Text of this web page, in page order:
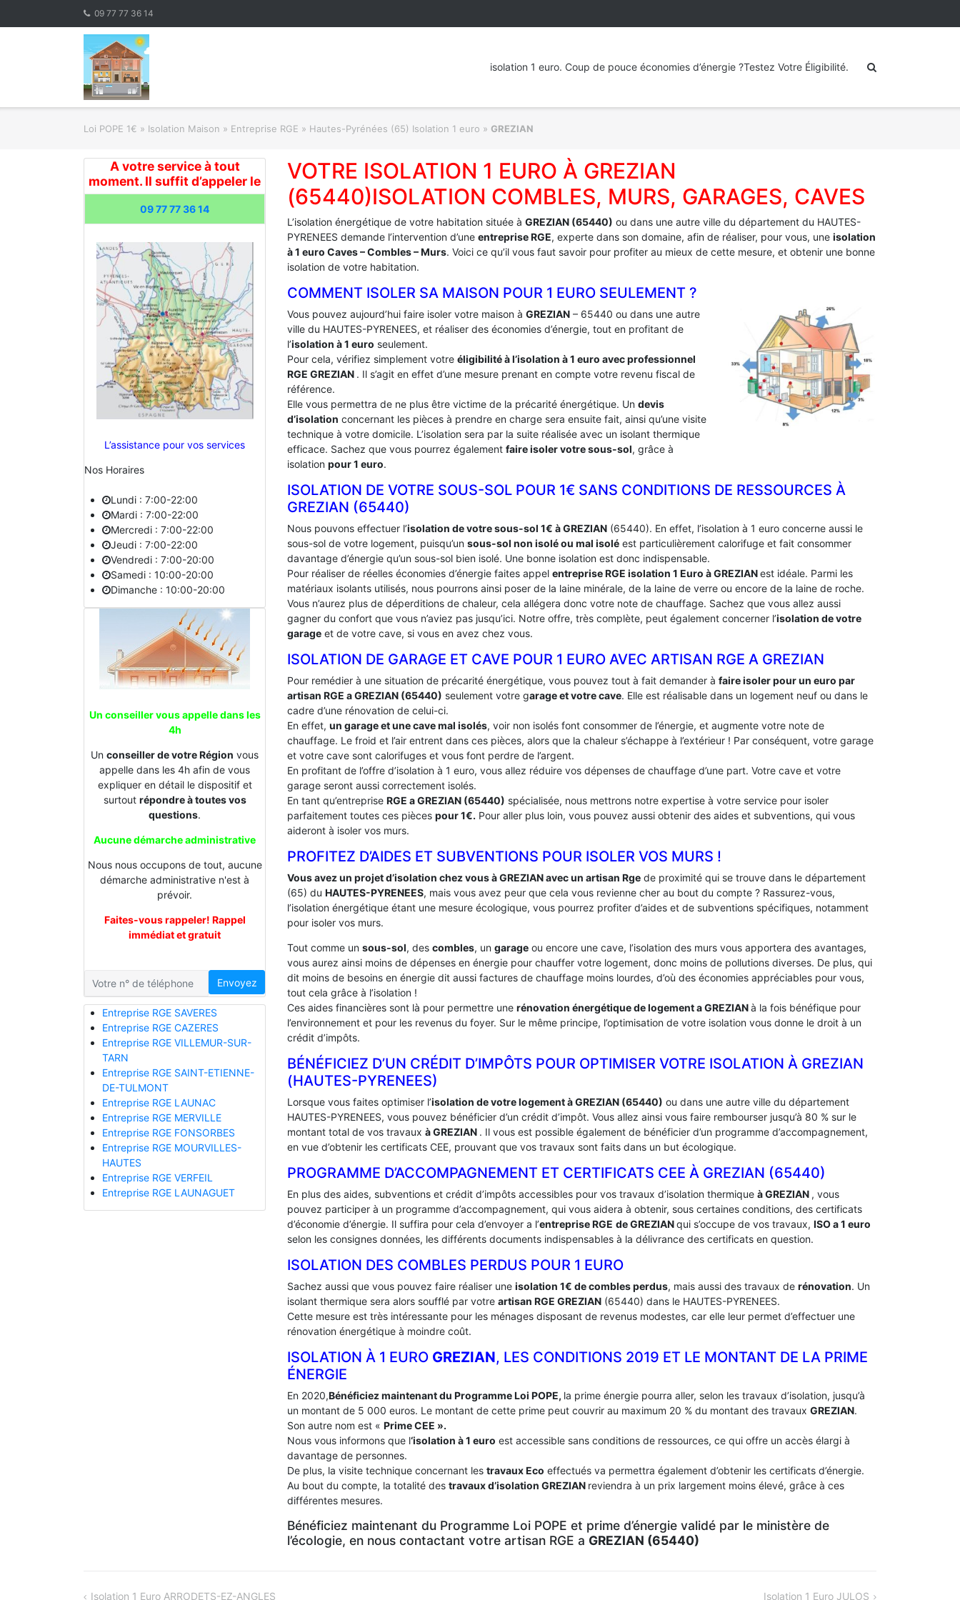
09 77 77 36 14
isolation 1 euro. Coup de pouce économies d’énergie ?Testez Votre Éligibilité.
Loi POPE 1€ » Isolation Maison » Entreprise RGE » Hautes-Pyrénées (65) Isolation 1 euro » GREZIAN
A votre service à tout
moment. Il suffit d’appeler le
09 77 77 36 14
L’assistance pour vos services
Nos Horaires
Lundi : 7:00-22:00
Mardi : 7:00-22:00
Mercredi : 7:00-22:00
Jeudi : 7:00-22:00
Vendredi : 7:00-20:00
Samedi : 10:00-20:00
Dimanche : 10:00-20:00
Un conseiller vous appelle dans les
4h
Un conseiller de votre Région vous
appelle dans les 4h afin de vous
expliquer en détail le dispositif et
surtout répondre à toutes vos
questions.
Aucune démarche administrative
Nous nous occupons de tout, aucune
démarche administrative n'est à
prévoir.
Faites-vous rappeler! Rappel
immédiat et gratuit
Envoyez
Entreprise RGE SAVERES
Entreprise RGE CAZERES
Entreprise RGE VILLEMUR-SUR-
TARN
Entreprise RGE SAINT-ETIENNE-
DE-TULMONT
Entreprise RGE LAUNAC
Entreprise RGE MERVILLE
Entreprise RGE FONSORBES
Entreprise RGE MOURVILLES-
HAUTES
Entreprise RGE VERFEIL
Entreprise RGE LAUNAGUET
VOTRE ISOLATION 1 EURO À GREZIAN
(65440)ISOLATION COMBLES, MURS, GARAGES, CAVES
L’isolation énergétique de votre habitation située à GREZIAN (65440) ou dans une autre ville du département du HAUTES-
PYRENEES demande l’intervention d’une entreprise RGE, experte dans son domaine, afin de réaliser, pour vous, une isolation
à 1 euro Caves – Combles – Murs. Voici ce qu’il vous faut savoir pour profiter au mieux de cette mesure, et obtenir une bonne
isolation de votre habitation.
COMMENT ISOLER SA MAISON POUR 1 EURO SEULEMENT ?
Vous pouvez aujourd’hui faire isoler votre maison à GREZIAN – 65440 ou dans une autre
ville du HAUTES-PYRENEES, et réaliser des économies d’énergie, tout en profitant de
l’isolation à 1 euro seulement.
Pour cela, vérifiez simplement votre éligibilité à l’isolation à 1 euro avec professionnel
RGE GREZIAN . Il s’agit en effet d’une mesure prenant en compte votre revenu fiscal de
référence.
Elle vous permettra de ne plus être victime de la précarité énergétique. Un devis
d’isolation concernant les pièces à prendre en charge sera ensuite fait, ainsi qu’une visite
technique à votre domicile. L’isolation sera par la suite réalisée avec un isolant thermique
efficace. Sachez que vous pourrez également faire isoler votre sous-sol, grâce à
isolation pour 1 euro.
ISOLATION DE VOTRE SOUS-SOL POUR 1€ SANS CONDITIONS DE RESSOURCES À
‎GREZIAN (65440)
Nous pouvons effectuer l’isolation de votre sous-sol 1€ à GREZIAN (65440). En effet, l’isolation à 1 euro concerne aussi le
sous-sol de votre logement, puisqu’un sous-sol non isolé ou mal isolé est particulièrement calorifuge et fait consommer
davantage d’énergie qu’un sous-sol bien isolé. Une bonne isolation est donc indispensable.
Pour réaliser de réelles économies d’énergie faites appel entreprise RGE isolation 1 Euro à GREZIANest idéale. Parmi les
matériaux isolants utilisés, nous pourrons ainsi poser de la laine minérale, de la laine de verre ou encore de la laine de roche.
Vous n’aurez plus de déperditions de chaleur, cela allégera donc votre note de chauffage. Sachez que vous allez aussi
gagner du confort que vous n’aviez pas jusqu’ici. Notre offre, très complète, peut également concerner l’isolation de votre
garage et de votre cave, si vous en avez chez vous.
ISOLATION DE GARAGE ET CAVE POUR 1 EURO AVEC ARTISAN RGE A GREZIAN
Pour remédier à une situation de précarité énergétique, vous pouvez tout à fait demander à faire isoler pour un euro par
artisan RGE a GREZIAN (65440) seulement votre garage et votre cave. Elle est réalisable dans un logement neuf ou dans le
cadre d’une rénovation de celui-ci.
En effet, un garage et une cave mal isolés, voir non isolés font consommer de l’énergie, et augmente votre note de
chauffage. Le froid et l’air entrent dans ces pièces, alors que la chaleur s’échappe à l’extérieur ! Par conséquent, votre garage
et votre cave sont calorifuges et vous font perdre de l’argent.
En profitant de l’offre d’isolation à 1 euro, vous allez réduire vos dépenses de chauffage d’une part. Votre cave et votre
garage seront aussi correctement isolés.
En tant qu’entreprise RGE a GREZIAN (65440) spécialisée, nous mettrons notre expertise à votre service pour isoler
parfaitement toutes ces pièces pour 1€. Pour aller plus loin, vous pouvez aussi obtenir des aides et subventions, qui vous
aideront à isoler vos murs.
PROFITEZ D’AIDES ET SUBVENTIONS POUR ISOLER VOS MURS !
Vous avez un projet d’isolation chez vous à GREZIAN avec un artisan Rge de proximité qui se trouve dans le département
(65) du HAUTES-PYRENEES, mais vous avez peur que cela vous revienne cher au bout du compte ? Rassurez-vous,
l’isolation énergétique étant une mesure écologique, vous pourrez profiter d’aides et de subventions spécifiques, notamment
pour isoler vos murs.
Tout comme un sous-sol, des combles, un garage ou encore une cave, l’isolation des murs vous apportera des avantages,
vous aurez ainsi moins de dépenses en énergie pour chauffer votre logement, donc moins de pollutions diverses. De plus, qui
dit moins de besoins en énergie dit aussi factures de chauffage moins lourdes, d’où des économies appréciables pour vous,
tout cela grâce à l’isolation !
Ces aides financières sont là pour permettre une rénovation énergétique de logement aGREZIANà la fois bénéfique pour
l’environnement et pour les revenus du foyer. Sur le même principe, l’optimisation de votre isolation vous donne le droit à un
crédit d’impôts.
BÉNÉFICIEZ D’UN CRÉDIT D’IMPÔTS POUR OPTIMISER VOTRE ISOLATION À ‎GREZIAN
(HAUTES-PYRENEES)
Lorsque vous faites optimiser l’isolation de votre logement à GREZIAN (65440) ou dans une autre ville du département
HAUTES-PYRENEES, vous pouvez bénéficier d’un crédit d’impôt. Vous allez ainsi vous faire rembourser jusqu’à 80 % sur le
montant total de vos travaux à GREZIAN . Il vous est possible également de bénéficier d’un programme d’accompagnement,
en vue d’obtenir les certificats CEE, prouvant que vos travaux sont faits dans un but écologique.
PROGRAMME D’ACCOMPAGNEMENT ET CERTIFICATS CEE À ‎GREZIAN (65440)
En plus des aides, subventions et crédit d’impôts accessibles pour vos travaux d’isolation thermique à GREZIAN , vous
pouvez participer à un programme d’accompagnement, qui vous aidera à obtenir, sous certaines conditions, des certificats
d’économie d’énergie. Il suffira pour cela d’envoyer a l’entreprise RGE de GREZIANqui s’occupe de vos travaux, ISO a 1 euro
selon les consignes données, les différents documents indispensables à la délivrance des certificats en question.
ISOLATION DES COMBLES PERDUS POUR 1 EURO
Sachez aussi que vous pouvez faire réaliser une isolation 1€ de combles perdus, mais aussi des travaux de rénovation. Un
isolant thermique sera alors soufflé par votre artisan RGE GREZIAN (65440) dans le HAUTES-PYRENEES.
Cette mesure est très intéressante pour les ménages disposant de revenus modestes, car elle leur permet d’effectuer une
rénovation énergétique à moindre coût.
ISOLATION À 1 EURO GREZIAN, LES CONDITIONS 2019 ET LE MONTANT DE LA PRIME
ÉNERGIE
En 2020,Bénéficiez maintenant du Programme Loi POPE, la prime énergie pourra aller, selon les travaux d’isolation, jusqu’à
un montant de 5 000 euros. Le montant de cette prime peut couvrir au maximum 20 % du montant des travaux GREZIAN.
Son autre nom est « Prime CEE ».
Nous vous informons que l‘isolation à 1 euro est accessible sans conditions de ressources, ce qui offre un accès élargi à
davantage de personnes.
De plus, la visite technique concernant les travaux Eco effectués va permettra également d’obtenir les certificats d’énergie.
Au bout du compte, la totalité des travaux d’isolation GREZIAN reviendra à un prix largement moins élevé, grâce à ces
différentes mesures.
Bénéficiez maintenant du Programme Loi POPE et prime d’énergie validé par le ministère de
l’écologie, en nous contactant votre artisan RGE a GREZIAN (65440)
Isolation 1 Euro ARRODETS-EZ-ANGLES Isolation 1 Euro JULOS